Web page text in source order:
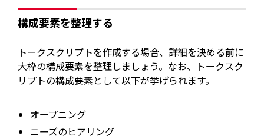
構成要素を整理する
トークスクリプトを作成する場合、詳細を決める前に
大枠の構成要素を整理しましょう。なお、トークスク
リプトの構成要素として以下が挙げられます。
オープニング
ニーズのヒアリング